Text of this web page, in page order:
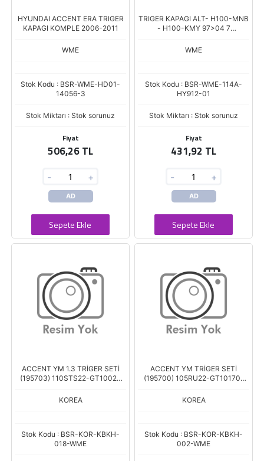
HYUNDAI ACCENT ERA TRIGER
KAPAGI KOMPLE 2006-2011
WME
Stok Kodu : BSR-WME-HD01-
14056-3
Stok Miktarı : Stok sorunuz
Fiyat
506,26 TL
- +
AD
Sepete Ekle
TRIGER KAPAGI ALT- H100-MNB
- H100-KMY 97>04 7
WME
Stok Kodu : BSR-WME-114A-
HY912-01
Stok Miktarı : Stok sorunuz
Fiyat
431,92 TL
- +
AD
Sepete Ekle
ACCENT YM 1.3 TRİGER SETİ
(195703) 110STS22-GT10022
KOREA
Stok Kodu : BSR-KOR-KBKH-
018-WME
ACCENT YM TRİGER SETİ
(195700) 105RU22-GT10170-
KOREA
Stok Kodu : BSR-KOR-KBKH-
002-WME